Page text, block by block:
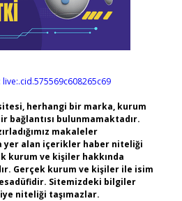
live:.cid.575569c608265c69
herhangi bir marka, kurum
bağlantısı bulunmamaktadır.
makaleler
yer alan içerikler haber niteliği
kurum ve kişiler hakkında
Gerçek kurum ve kişiler ile isim
Sitemizdeki bilgiler
niteliği taşımazlar.